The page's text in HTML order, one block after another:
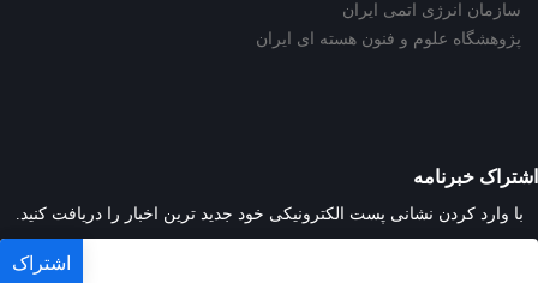
سازمان انرژی اتمی ایران
پژوهشگاه علوم و فنون هسته ای ایران
اشتراک خبرنامه
با وارد کردن نشانی پست الکترونیکی خود جدید ترین اخبار را دریافت کنید.